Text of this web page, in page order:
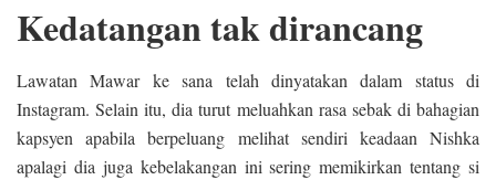
Kedatangan tak dirancang
Lawatan Mawar ke sana telah dinyatakan dalam status di
Instagram. Selain itu, dia turut meluahkan rasa sebak di bahagian
kapsyen apabila berpeluang melihat sendiri keadaan Nishka
apalagi dia juga kebelakangan ini sering memikirkan tentang si